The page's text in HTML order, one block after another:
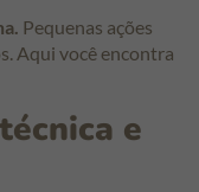
Pequenas ações
Aqui você encontra
e